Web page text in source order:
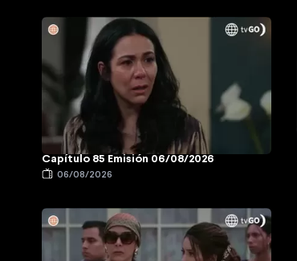
Capítulo 85 Emisión 06/08/2026
06/08/2026